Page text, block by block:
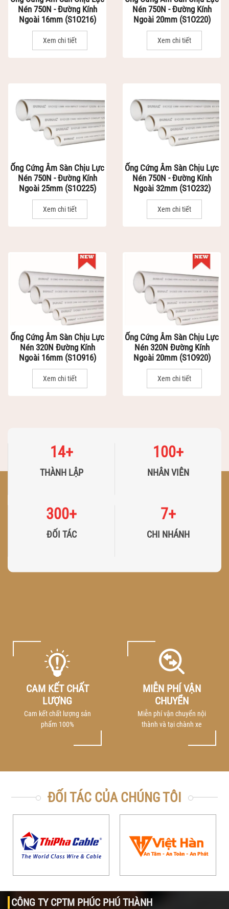
Nén 750N - Đường Kính
Ngoài 16mm (S1O216)
Xem chi tiết
Nén 750N - Đường Kính
Ngoài 20mm (S1O220)
Xem chi tiết
Ống Cứng Âm Sàn Chịu Lực
Nén 750N - Đường Kính
Ngoài 25mm (S1O225)
Xem chi tiết
Ống Cứng Âm Sàn Chịu Lực
Nén 750N - Đường Kính
Ngoài 32mm (S1O232)
Xem chi tiết
Ống Cứng Âm Sàn Chịu Lực
Nén 320N Đường Kính
Ngoài 16mm (S1O916)
Xem chi tiết
Ống Cứng Âm Sàn Chịu Lực
Nén 320N Đường Kính
Ngoài 20mm (S1O920)
Xem chi tiết
14+
THÀNH LẬP
100+
NHÂN VIÊN
300+
ĐỐI TÁC
7+
CHI NHÁNH
CAM KẾT CHẤT
LƯỢNG
Cam kết chất lượng sản
phẩm 100%
MIỄN PHÍ VẬN
CHUYỂN
Miễn phí vận chuyển nội
thành và tại chành xe
ĐỐI TÁC CỦA CHÚNG TÔI
CÔNG TY CPTM PHÚC PHÚ THÀNH